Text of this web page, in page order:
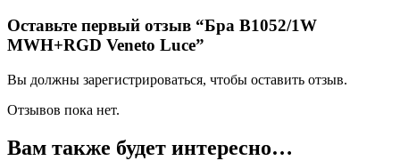
Оставьте первый отзыв “Бра B1052/1W
MWH+RGD Veneto Luce”
Вы должны зарегистрироваться, чтобы оставить отзыв.
Отзывов пока нет.
Вам также будет интересно…